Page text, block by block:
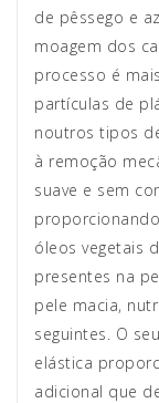
de pêssego e
moagem dos
processo é
partículas de
noutros tipos
à remoção
suave e sem
óleos vegetais
presentes na
pele macia,
seguintes. O
elástica
adicional que